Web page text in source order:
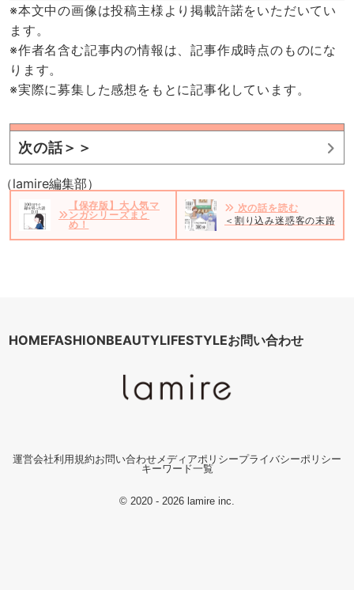
※本文中の画像は投稿主様より掲載許諾をいただいてい
ます。
※作者名含む記事内の情報は、記事作成時点のものにな
ります。
※実際に募集した感想をもとに記事化しています。
次の話＞＞
（lamire編集部）
【保存版】大人気マ
ンガシリーズまと
め！
次の話を読む
＜割り込み迷惑客の末路＃1
HOMEFASHIONBEAUTYLIFESTYLEお問い合わせ
運営会社利用規約お問い合わせメディアポリシープライバシーポリシー
キーワード一覧
© 2020 - 2026 lamire inc.